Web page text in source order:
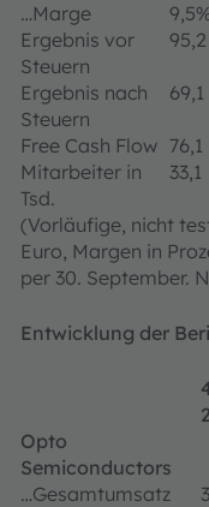
…Marge
Ergebnis vor
Steuern
95,2
Ergebnis nach
Steuern
69,1
Free Cash Flow 76,1
Mitarbeiter in
Tsd.
33,1
(Vorläufige, nicht
Euro, Margen in
per 30. September.
Entwicklung der
Opto
Semiconductors
…Gesamtumsatz